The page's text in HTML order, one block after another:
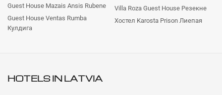
Guest House Mazais Ansis Rubene
Guest House Ventas Rumba
Кулдига
Villa Roza Guest House Резекне
Хостел Karosta Prison Лиепая
HOTELS INLATVIA